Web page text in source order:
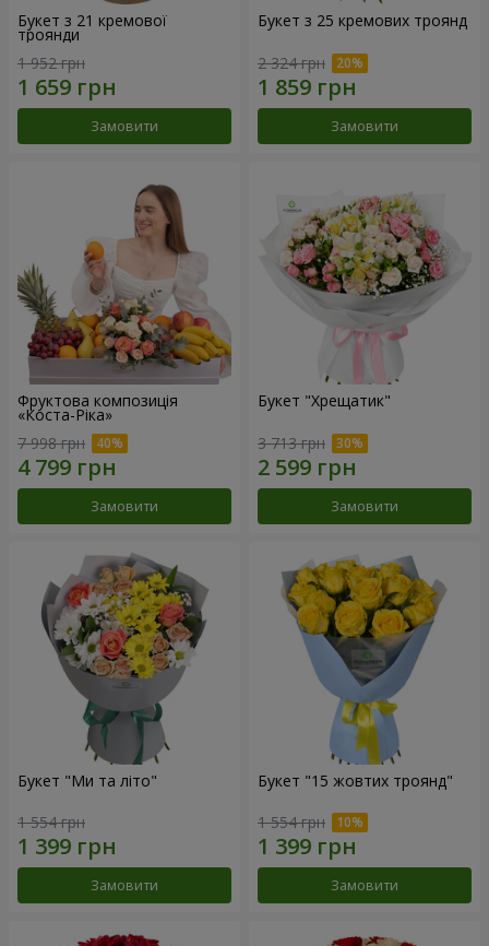
Букет з 21 кремової
троянди
1 952 грн
Замовити
Букет з 25 кремових троянд
2 324 грн
Замовити
Фруктова композиція
«Коста-Ріка»
7 998 грн
Замовити
Букет "Хрещатик"
3 713 грн
Замовити
Букет "Ми та літо"
1 554 грн
Замовити
Букет "15 жовтих троянд"
1 554 грн
Замовити